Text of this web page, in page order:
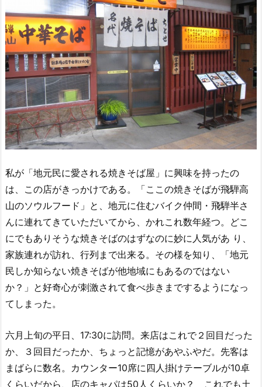
私が「地元民に愛される焼きそば屋」に興味を持ったの
は、この店がきっかけである。「ここの焼きそばが飛騨高
山のソウルフード」と、地元に住むバイク仲間・飛騨半さ
んに連れてきていただいてから、かれこれ数年経つ。どこ
にでもありそうな焼きそばのはずなのに妙に人気があ り、
家族連れが訪れ、行列まで出来る。その様を知り、「地元
民しか知らない焼きそばが他地域にもあるのではない
か？」と好奇心が刺激されて食べ歩きまでするようになっ
てしまった。
六月上旬の平日、17:30に訪問。来店はこれで２回目だった
か、３回目だったか、ちょっと記憶があやふやだ。先客は
まばらに数名。カウンター10席に四人掛けテーブルが10卓
くらいだから、店のキャパは50人くらいか？ これでも土